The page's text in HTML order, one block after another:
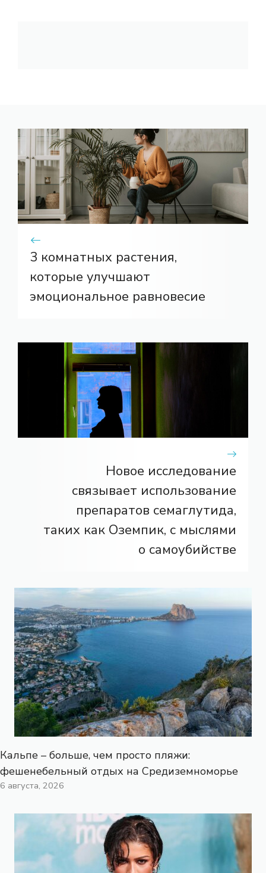
3 комнатных растения,
которые улучшают
эмоциональное равновесие
Новое исследование
связывает использование
препаратов семаглутида,
таких как Оземпик, с мыслями
о самоубийстве
Кальпе – больше, чем просто пляжи:
фешенебельный отдых на Средиземноморье
6 августа, 2026